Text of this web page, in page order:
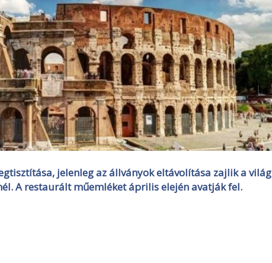
jelenleg az állványok eltávolítása zajlik a világ
A restaurált műemléket április elején avatják fel.